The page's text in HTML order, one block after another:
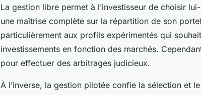
La gestion libre permet à l’investisseur de choisir
une maîtrise complète sur la répartition de son
particulièrement aux profils expérimentés qui
investissements en fonction des marchés.
pour effectuer des arbitrages judicieux.
À l’inverse, la gestion pilotée confie la sélection et